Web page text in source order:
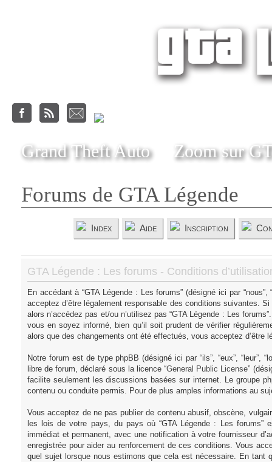
Grand Theft Auto Zoom sur
Forums de GTA Légende
Index Aide Inscription
GTA Légende : Les forums - Conditions
En accédant à “GTA Légende : Les forums” (désigné ici par
acceptez d’être légalement responsable des conditions suivantes.
alors n’accédez pas et/ou n’utilisez pas “GTA Légende : Les
vous en soyez informé, bien qu’il soit prudent de vérifier
alors que des changements ont été effectués, vous acceptez
Notre forum est de type phpBB (désigné ici par “ils”, “eux”, “leur”,
libre de forum, déclaré sous la licence “General Public License”
facilite seulement les discussions basées sur internet. Le groupe
contenu ou conduite permis. Pour de plus amples informations au
Vous acceptez de ne pas publier de contenu abusif, obscène,
les lois de votre pays, du pays où “GTA Légende : Les
immédiat et permanent, avec une notification à votre fournisseur
enregistrée pour aider au renforcement de ces conditions. Vous
quel sujet lorsque nous estimons que cela est nécessaire. En tant